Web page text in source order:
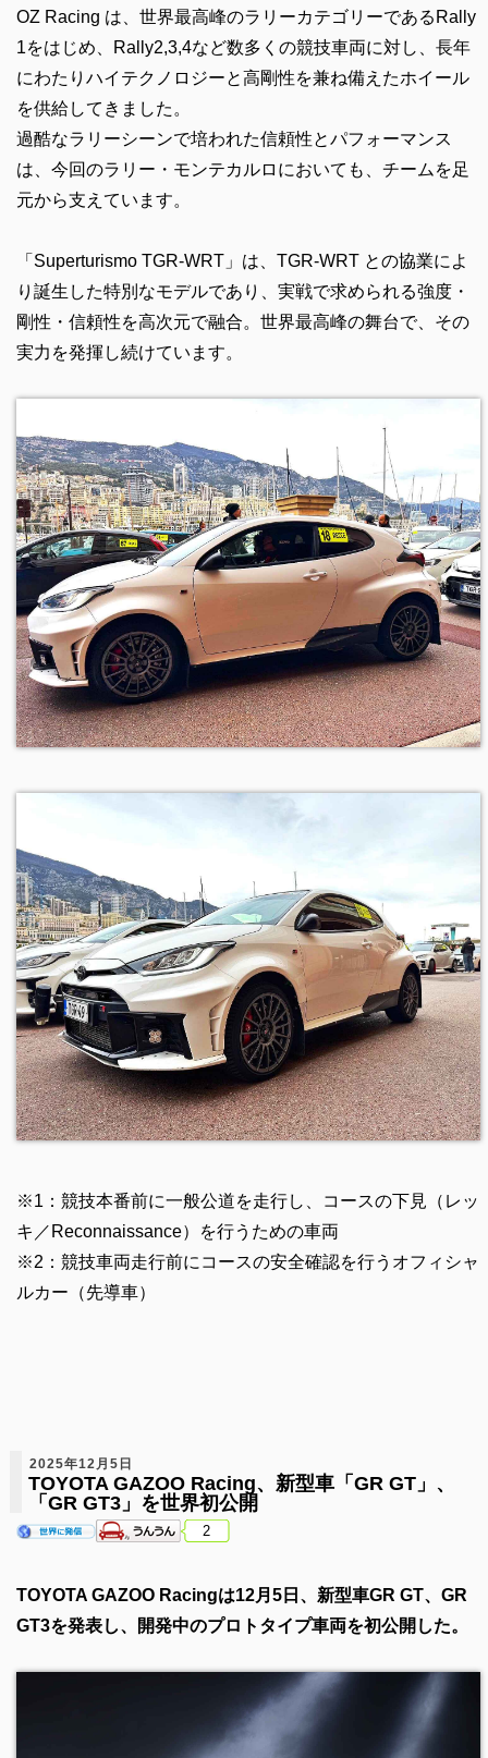
OZ Racing は、世界最高峰のラリーカテゴリーであるRally
1をはじめ、Rally2,3,4など数多くの競技車両に対し、長年
にわたりハイテクノロジーと高剛性を兼ね備えたホイール
を供給してきました。
過酷なラリーシーンで培われた信頼性とパフォーマンス
は、今回のラリー・モンテカルロにおいても、チームを足
元から支えています。
「Superturismo TGR-WRT」は、TGR-WRT との協業によ
り誕生した特別なモデルであり、実戦で求められる強度・
剛性・信頼性を高次元で融合。世界最高峰の舞台で、その
実力を発揮し続けています。
※1：競技本番前に一般公道を走行し、コースの下見（レッ
キ／Reconnaissance）を行うための車両
※2：競技車両走行前にコースの安全確認を行うオフィシャ
ルカー（先導車）
2025年12月5日
TOYOTA GAZOO Racing、新型車「GR GT」、
「GR GT3」を世界初公開
2
TOYOTA GAZOO Racingは12月5日、新型車GR GT、GR
GT3を発表し、開発中のプロトタイプ車両を初公開した。